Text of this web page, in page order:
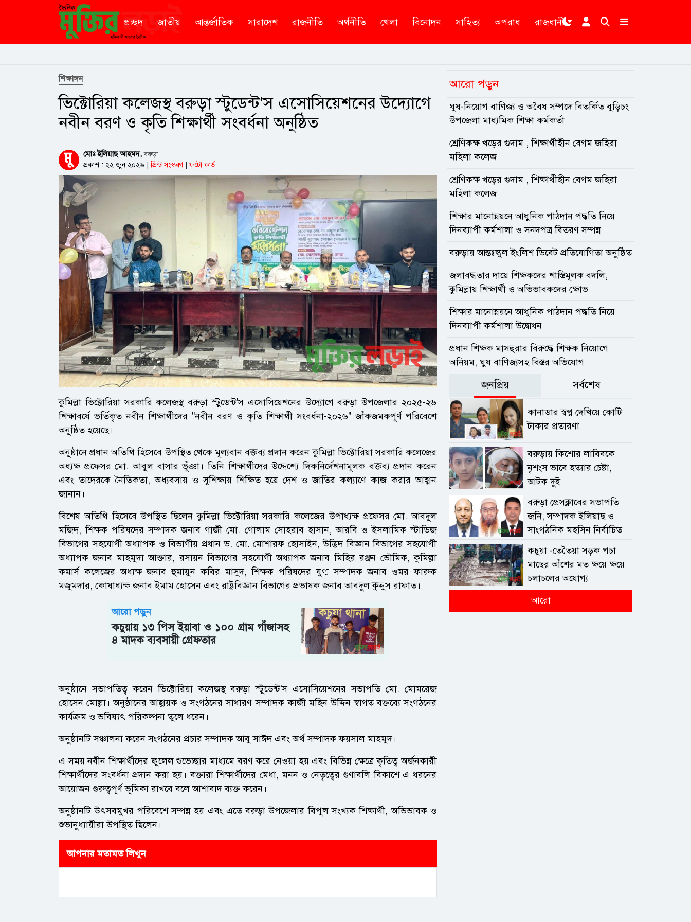
প্রচ্ছদ জাতীয় আন্তর্জাতিক সারাদেশ রাজনীতি অর্থনীতি খেলা বিনোদন সাহিত্য অপরাধ রাজধানী
শিক্ষাঙ্গন
ভিক্টোরিয়া কলেজস্থ বরুড়া স্টুডেন্ট'স এসোসিয়েশনের উদ্যোগে
নবীন বরণ ও কৃতি শিক্ষার্থী সংবর্ধনা অনুষ্ঠিত
মোঃ ইলিয়াছ আহমদ,বরুড়া
প্রকাশ : ২২ জুন ২০২৬
প্রিন্ট সংস্করণ ফটো কার্ড
কুমিল্লা ভিক্টোরিয়া সরকারি কলেজস্থ বরুড়া স্টুডেন্ট'স এসোসিয়েশনের উদ্যোগে বরুড়া উপজেলার ২০২৫-২৬
শিক্ষাবর্ষে ভর্তিকৃত নবীন শিক্ষার্থীদের "নবীন বরণ ও কৃতি শিক্ষার্থী সংবর্ধনা-২০২৬" জাঁকজমকপূর্ণ পরিবেশে
অনুষ্ঠিত হয়েছে।
অনুষ্ঠানে প্রধান অতিথি হিসেবে উপস্থিত থেকে মূল্যবান বক্তব্য প্রদান করেন কুমিল্লা ভিক্টোরিয়া সরকারি কলেজের
অধ্যক্ষ প্রফেসর মো. আবুল বাসার ভূঁঞা। তিনি শিক্ষার্থীদের উদ্দেশ্যে দিকনির্দেশনামূলক বক্তব্য প্রদান করেন
এবং তাদেরকে নৈতিকতা, অধ্যবসায় ও সুশিক্ষায় শিক্ষিত হয়ে দেশ ও জাতির কল্যাণে কাজ করার আহ্বান
জানান।
বিশেষ অতিথি হিসেবে উপস্থিত ছিলেন কুমিল্লা ভিক্টোরিয়া সরকারি কলেজের উপাধ্যক্ষ প্রফেসর মো. আবদুল
মজিদ, শিক্ষক পরিষদের সম্পাদক জনাব গাজী মো. গোলাম সোহরাব হাসান, আরবি ও ইসলামিক স্টাডিজ
বিভাগের সহযোগী অধ্যাপক ও বিভাগীয় প্রধান ড. মো. মোশারফ হোসাইন, উদ্ভিদ বিজ্ঞান বিভাগের সহযোগী
অধ্যাপক জনাব মাহমুদা আক্তার, রসায়ন বিভাগের সহযোগী অধ্যাপক জনাব মিহির রঞ্জন ভৌমিক, কুমিল্লা
কমার্স কলেজের অধ্যক্ষ জনাব হুমায়ুন কবির মাসুদ, শিক্ষক পরিষদের যুগ্ম সম্পাদক জনাব ওমর ফারুক
মজুমদার, কোষাধ্যক্ষ জনাব ইমাম হোসেন এবং রাষ্ট্রবিজ্ঞান বিভাগের প্রভাষক জনাব আবদুল কুদ্দুস রাফাত।
আরো পড়ুন
কচুয়ায় ১৩ পিস ইয়াবা ও ১০০ গ্রাম গাঁজাসহ
৪ মাদক ব্যবসায়ী গ্রেফতার
অনুষ্ঠানে সভাপতিত্ব করেন ভিক্টোরিয়া কলেজস্থ বরুড়া স্টুডেন্ট'স এসোসিয়েশনের সভাপতি মো. মোমরেজ
হোসেন মোল্লা। অনুষ্ঠানের আহ্বায়ক ও সংগঠনের সাধারণ সম্পাদক কাজী মহিন উদ্দিন স্বাগত বক্তব্যে সংগঠনের
কার্যক্রম ও ভবিষ্যৎ পরিকল্পনা তুলে ধরেন।
অনুষ্ঠানটি সঞ্চালনা করেন সংগঠনের প্রচার সম্পাদক আবু সাঈদ এবং অর্থ সম্পাদক ফয়সাল মাহমুদ।
এ সময় নবীন শিক্ষার্থীদের ফুলেল শুভেচ্ছার মাধ্যমে বরণ করে নেওয়া হয় এবং বিভিন্ন ক্ষেত্রে কৃতিত্ব অর্জনকারী
শিক্ষার্থীদের সংবর্ধনা প্রদান করা হয়। বক্তারা শিক্ষার্থীদের মেধা, মনন ও নেতৃত্বের গুণাবলি বিকাশে এ ধরনের
আয়োজন গুরুত্বপূর্ণ ভূমিকা রাখবে বলে আশাবাদ ব্যক্ত করেন।
অনুষ্ঠানটি উৎসবমুখর পরিবেশে সম্পন্ন হয় এবং এতে বরুড়া উপজেলার বিপুল সংখ্যক শিক্ষার্থী, অভিভাবক ও
শুভানুধ্যায়ীরা উপস্থিত ছিলেন।
আপনার মতামত লিখুন
আরো পড়ুন
ঘুষ-নিয়োগ বাণিজ্য ও অবৈধ সম্পদে বিতর্কিত বুড়িচং
উপজেলা মাধ্যমিক শিক্ষা কর্মকর্তা
শ্রেণিকক্ষ খড়ের গুদাম , শিক্ষার্থীহীন বেগম জহিরা
মহিলা কলেজ
শ্রেণিকক্ষ খড়ের গুদাম , শিক্ষার্থীহীন বেগম জহিরা
মহিলা কলেজ
শিক্ষার মানোন্নয়নে আধুনিক পাঠদান পদ্ধতি নিয়ে
দিনব্যাপী কর্মশালা ও সনদপত্র বিতরণ সম্পন্ন
বরুড়ায় আন্তঃস্কুল ইংলিশ ডিবেট প্রতিযোগিতা অনুষ্ঠিত
জলাবদ্ধতার দায়ে শিক্ষকদের শাস্তিমূলক বদলি,
কুমিল্লায় শিক্ষার্থী ও অভিভাবকদের ক্ষোভ
শিক্ষার মানোন্নয়নে আধুনিক পাঠদান পদ্ধতি নিয়ে
দিনব্যাপী কর্মশালা উদ্বোধন
প্রধান শিক্ষক মাসহুরার বিরুদ্ধে শিক্ষক নিয়োগে
অনিয়ম, ঘুষ বাণিজ্যসহ বিস্তর অভিযোগ
জনপ্রিয় সর্বশেষ
কানাডার স্বপ্ন দেখিয়ে কোটি
টাকার প্রতারণা
বরুড়ায় কিশোর লাবিবকে
নৃশংস ভাবে হত্যার চেষ্টা,
আটক দুই
বরুড়া প্রেসক্লাবের সভাপতি
জনি, সম্পাদক ইলিয়াছ ও
সাংগঠনিক মহসিন নির্বাচিত
কচুয়া -তেতৈয়া সড়ক পচা
মাছের আঁশের মত ক্ষয়ে ক্ষয়ে
চলাচলের অযোগ্য
আরো